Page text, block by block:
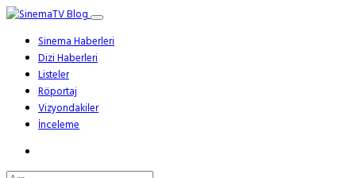
Sinema Haberleri
Dizi Haberleri
Listeler
Röportaj
Vizyondakiler
İnceleme